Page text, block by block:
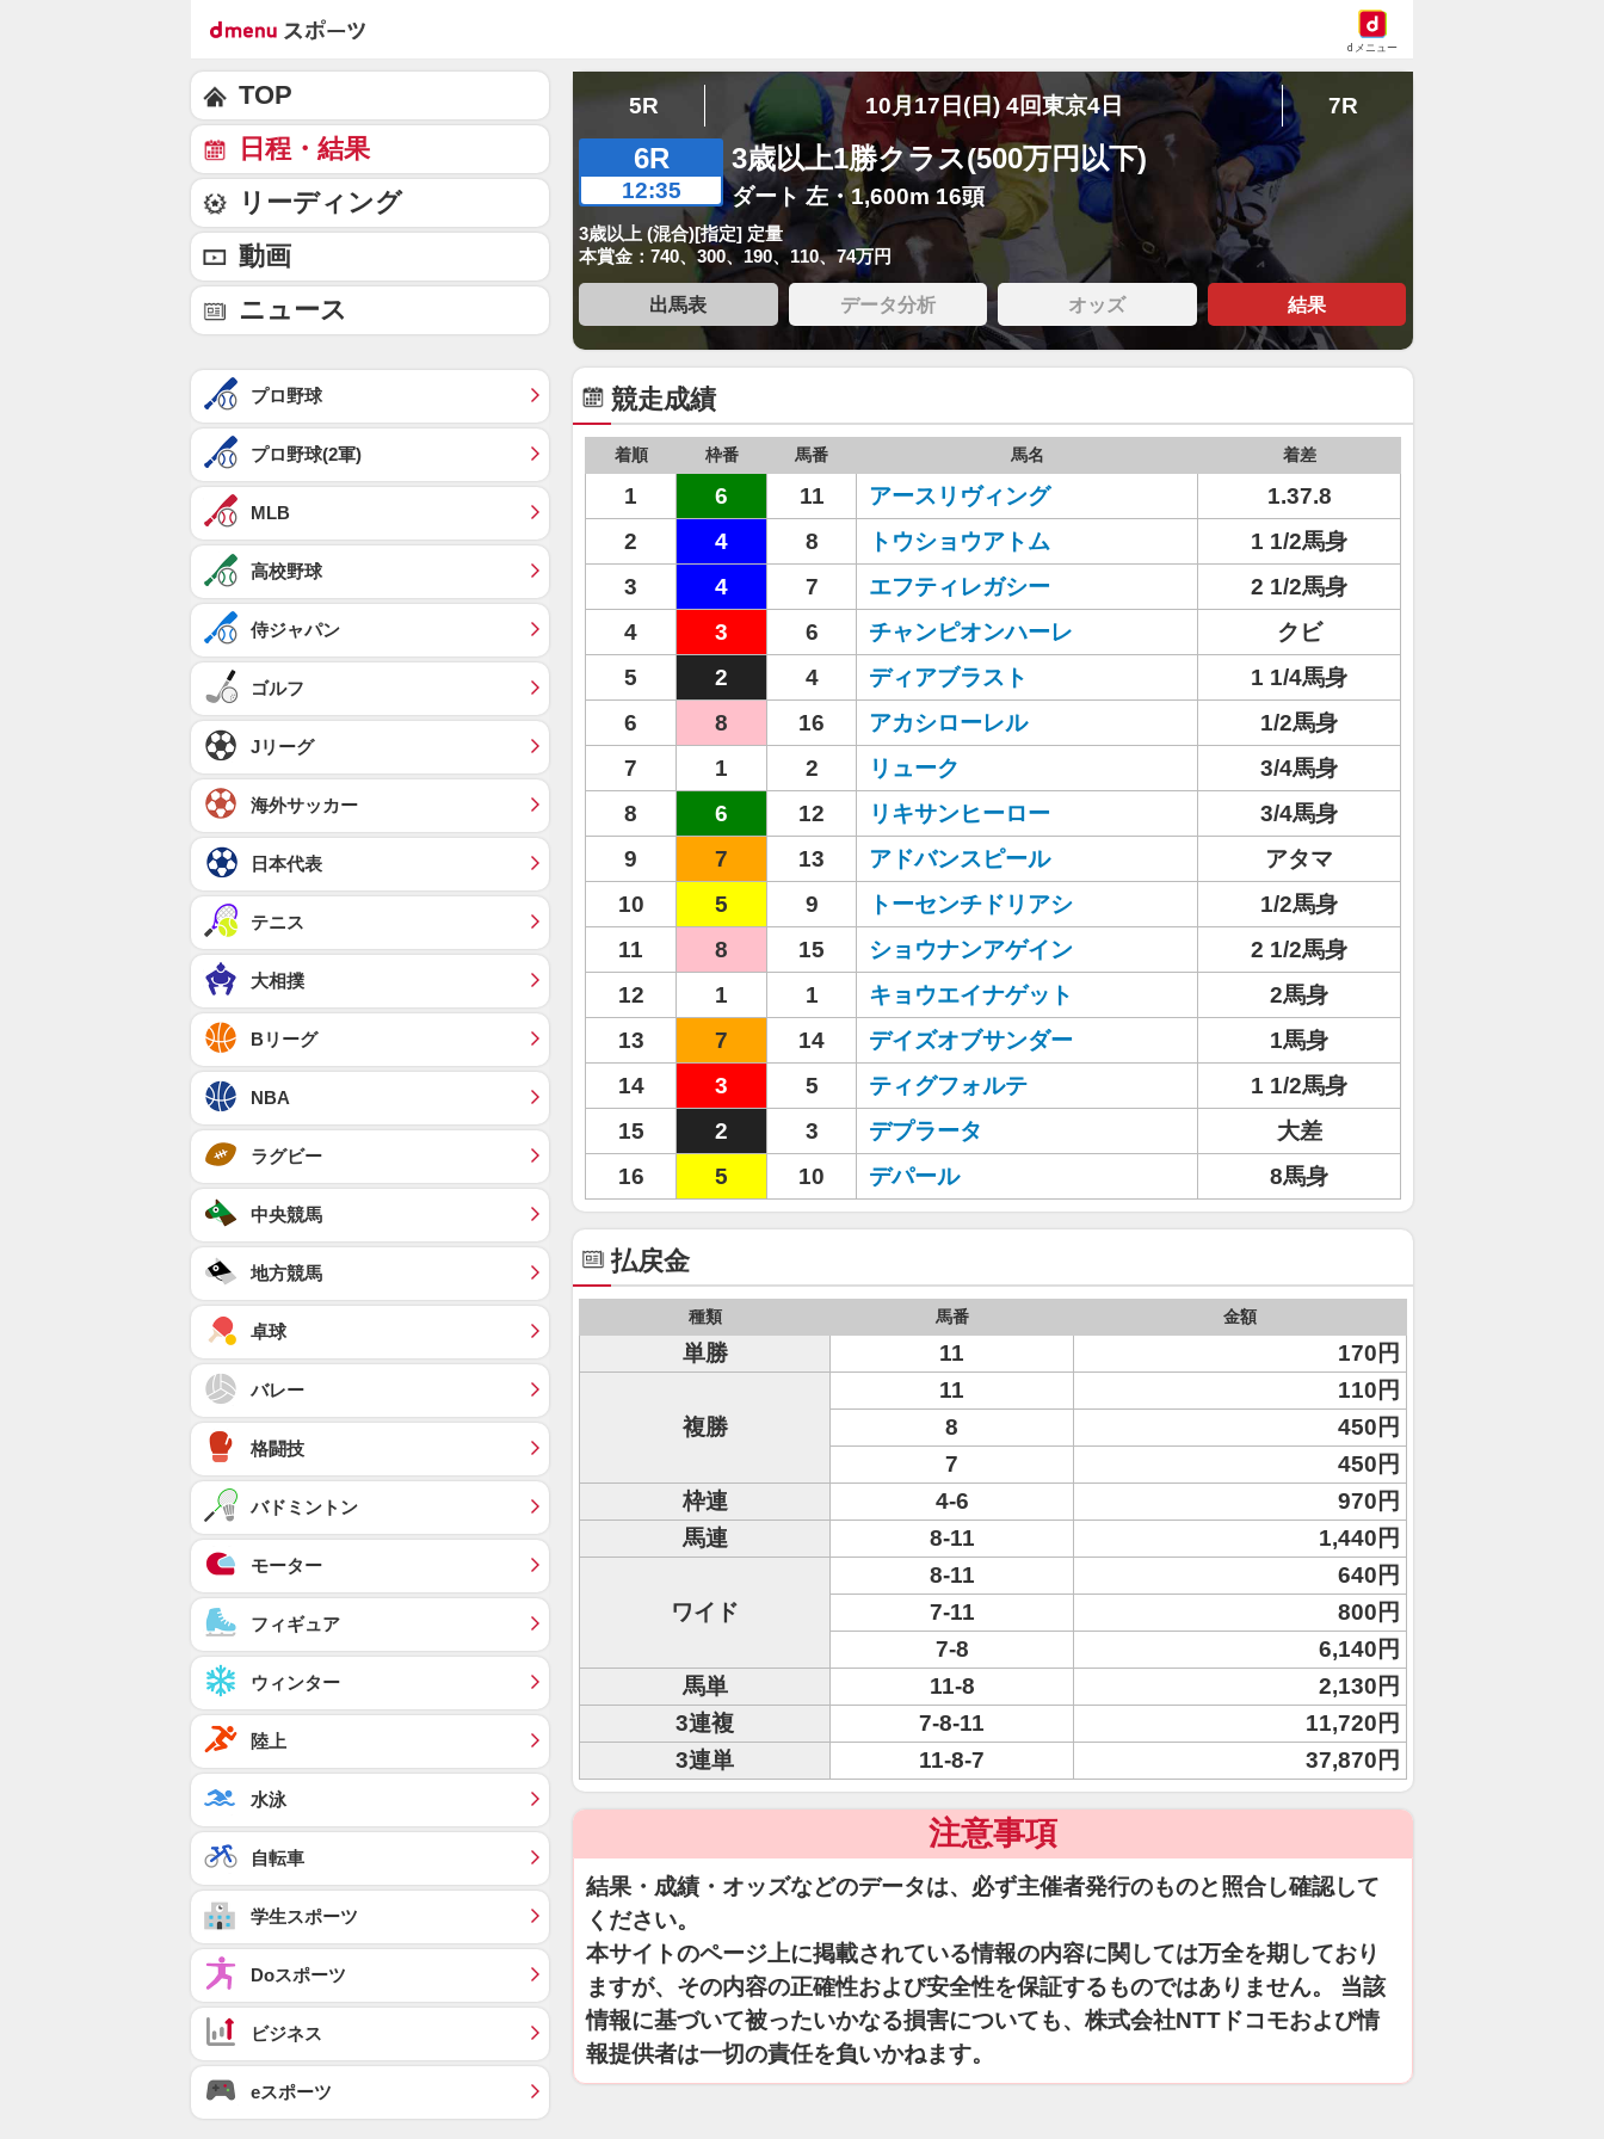
dメニュー
5R 10月17日(日) 4回東京4日 7R
6R
12:35
3歳以上1勝クラス(500万円以下)
ダート 左・1,600m 16頭
3歳以上 (混合)[指定] 定量
本賞金：740、300、190、110、74万円
出馬表 データ分析 オッズ 結果
競走成績
着順 枠番 馬番 馬名 着差
1 6 11 アースリヴィング
1.37.8
2
4 8 トウショウアトム
1 1/2馬身
3
4 7 エフティレガシー
2 1/2馬身
4
3 6 チャンピオンハーレ
クビ
5
2 4 ディアブラスト
1 1/4馬身
6
8 16 アカシローレル
1/2馬身
7
1 2 リューク
3/4馬身
8
6 12 リキサンヒーロー
3/4馬身
9
7 13 アドバンスピール
アタマ
10
5 9 トーセンチドリアシ
1/2馬身
11
8 15 ショウナンアゲイン
2 1/2馬身
12
1 1 キョウエイナゲット
2馬身
13
7 14 デイズオブサンダー
1馬身
14
3 5 ティグフォルテ
1 1/2馬身
15
2 3 デプラータ
大差
16
5 10 デパール 8馬身
払戻金
種類 馬番 金額
単勝 11 170円
複勝
11
110円
8
450円
7
450円
枠連
4-6
970円
馬連
8-11 1,440円
ワイド
8-11
640円
7-11
800円
7-8
6,140円
馬単
11-8
2,130円
3連複
7-8-11
11,720円
3連単
11-8-7 37,870円
注意事項
結果・成績・オッズなどのデータは、必ず主催者発行のものと照合し確認して
ください。
本サイトのページ上に掲載されている情報の内容に関しては万全を期しており
ますが、その内容の正確性および安全性を保証するものではありません。 当該
情報に基づいて被ったいかなる損害についても、株式会社NTTドコモおよび情
報提供者は一切の責任を負いかねます。
TOP
日程・結果
リーディング
動画
ニュース
プロ野球
プロ野球(2軍)
MLB
高校野球
侍ジャパン
ゴルフ
Jリーグ
海外サッカー
日本代表
テニス
大相撲
Bリーグ
NBA
ラグビー
中央競馬
地方競馬
卓球
バレー
格闘技
バドミントン
モーター
フィギュア
ウィンター
陸上
水泳
自転車
学生スポーツ
Doスポーツ
ビジネス
eスポーツ